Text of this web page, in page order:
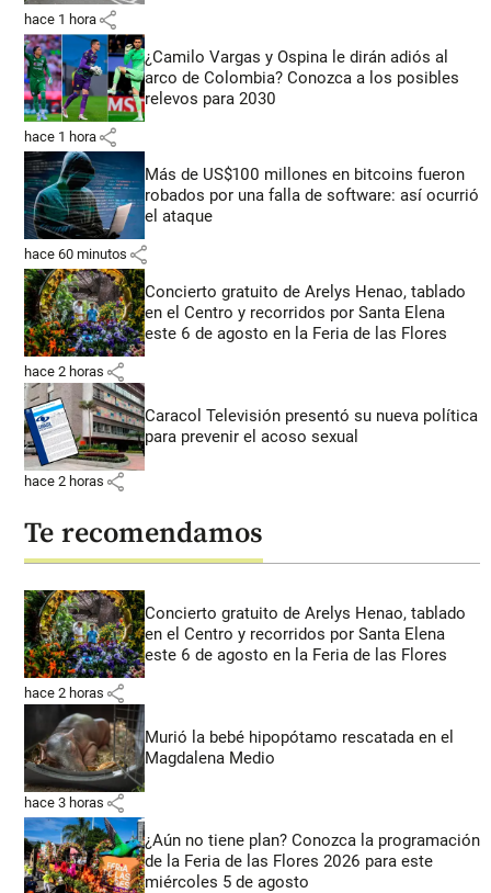
hace 1 hora share
¿Camilo Vargas y Ospina le dirán adiós al
arco de Colombia? Conozca a los posibles
relevos para 2030
hace 1 hora share
Más de US$100 millones en bitcoins fueron
robados por una falla de software: así ocurrió
el ataque
hace 60 minutos share
Concierto gratuito de Arelys Henao, tablado
en el Centro y recorridos por Santa Elena
este 6 de agosto en la Feria de las Flores
hace 2 horas share
Caracol Televisión presentó su nueva política
para prevenir el acoso sexual
hace 2 horas share
Te recomendamos
Concierto gratuito de Arelys Henao, tablado
en el Centro y recorridos por Santa Elena
este 6 de agosto en la Feria de las Flores
hace 2 horas share
Murió la bebé hipopótamo rescatada en el
Magdalena Medio
hace 3 horas share
¿Aún no tiene plan? Conozca la programación
de la Feria de las Flores 2026 para este
miércoles 5 de agosto